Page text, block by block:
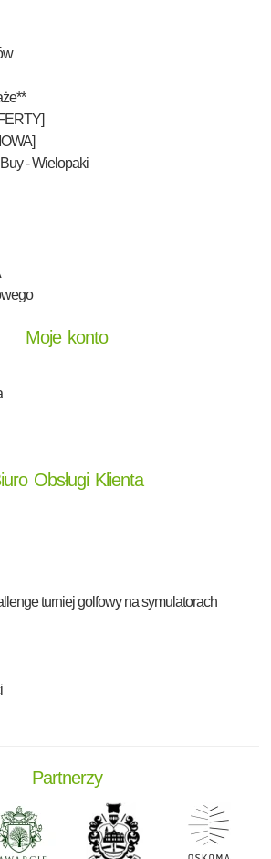
- Wielopaki
Moje konto
Obsługi Klienta
turniej golfowy na symulatorach
Partnerzy